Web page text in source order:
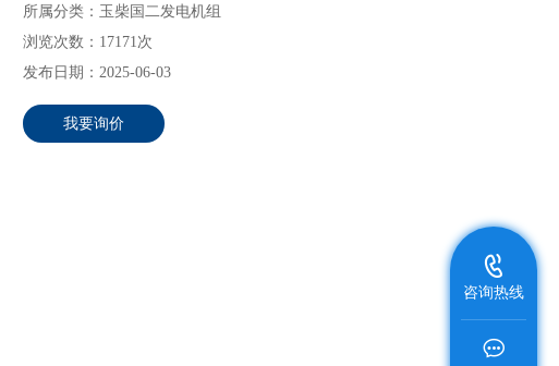
所属分类：玉柴国二发电机组
浏览次数：17171次
发布日期：2025-06-03
我要询价
咨询热线